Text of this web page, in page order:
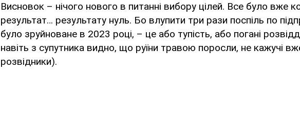
Висновок – нічого нового в питанні вибору цілей. Все було вже
результат… результату нуль. Бо влупити три рази поспіль по
було зруйноване в 2023 році, – це або тупість, або погані
навіть з супутника видно, що руїни травою поросли, не кажучі
розвідники).